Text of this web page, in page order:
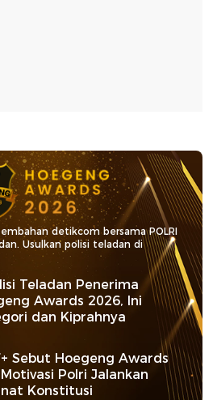
detikcom bersama POLRI
Usulkan polisi teladan di
Teladan Penerima
Awards 2026, Ini
dan Kiprahnya
Sebut Hoegeng Awards
Polri Jalankan
Konstitusi